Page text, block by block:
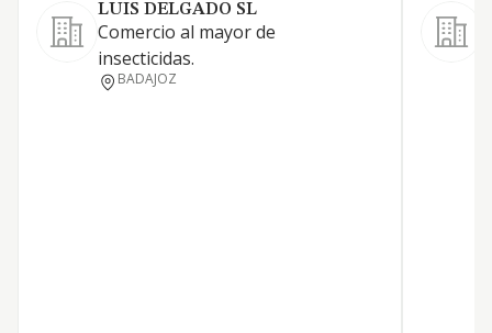
LUIS DELGADO SL
Comercio al mayor de
insecticidas.
BADAJOZ